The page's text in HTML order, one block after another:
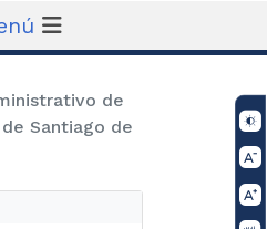
de
Santiago de